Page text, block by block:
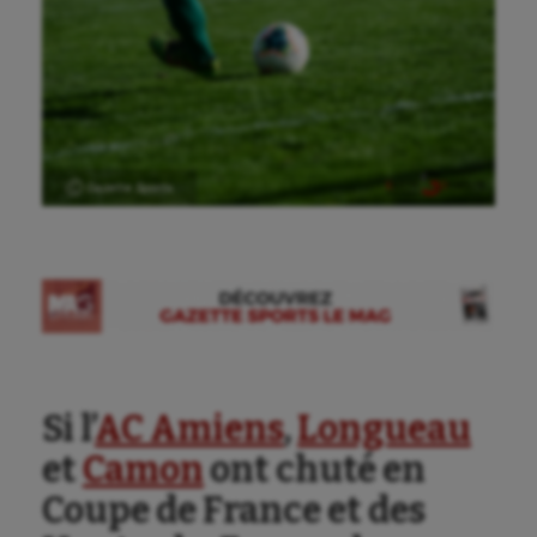
Auto
Aviron
Balle à la main
Ⓒ Gazette Sports
Si l’AC Amiens,Longueau
etCamonont chuté en
Coupe de France et des